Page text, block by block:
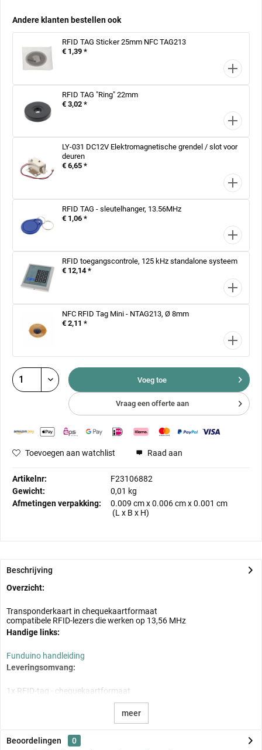
Andere klanten bestellen ook
RFID TAG Sticker 25mm NFC TAG213
€ 1,39 *
RFID TAG "Ring" 22mm
€ 3,02 *
LY-031 DC12V Elektromagnetische grendel / slot voor
deuren
€ 6,65 *
RFID TAG - sleutelhanger, 13.56MHz
€ 1,06 *
RFID toegangscontrole, 125 kHz standalone systeem
€ 12,14 *
NFC RFID Tag Mini - NTAG213, Ø 8mm
€ 2,11 *
Voeg toe
Vraag een offerte aan
Toevoegen aan watchlist Raad aan
Artikelnr:
F23106882
Gewicht:
0,01 kg
Afmetingen verpakking:
0.009 cmx0.006 cmx0.001 cm
(L x B x H)
Beschrijving
Overzicht:
Transponderkaart in chequekaartformaat
compatibele RFID-lezers die werken op 13,56 MHz
Handige links:
Funduino handleiding
Leveringsomvang:
1x RFID-tag - chequekaartformaat
meer
Beoordelingen
0